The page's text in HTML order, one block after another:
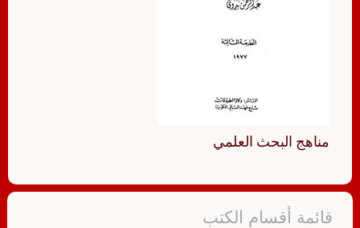
مناهج البحث العلمي
قائمة أقسام الكتب